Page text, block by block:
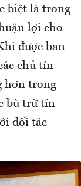
biệt là trong
lợi cho
được ban
chủ tín
hơn trong
bù trừ tín
đối tác